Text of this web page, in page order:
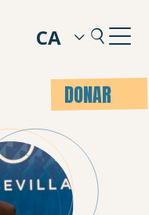
DONAR
CA